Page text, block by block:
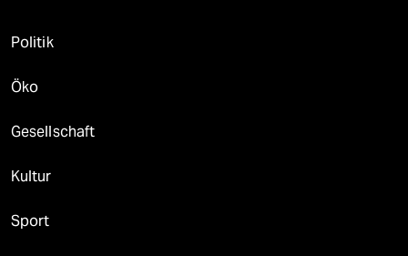
Politik
Öko
Gesellschaft
Kultur
Sport